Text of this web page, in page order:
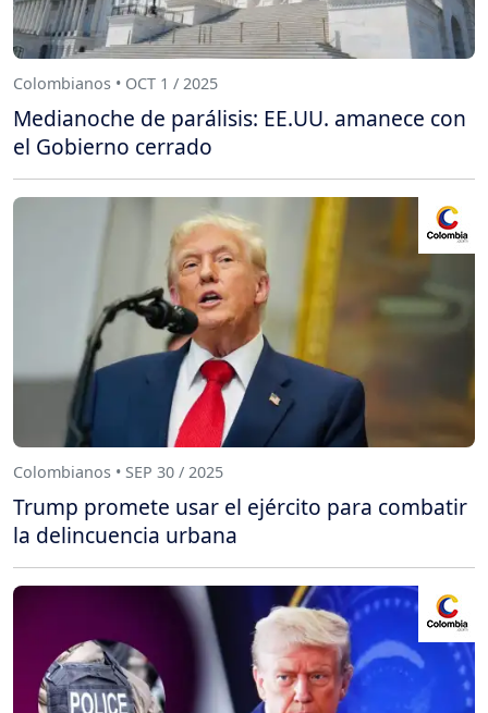
Colombianos • OCT 1 / 2025
Medianoche de parálisis: EE.UU. amanece con
el Gobierno cerrado
Colombianos • SEP 30 / 2025
Trump promete usar el ejército para combatir
la delincuencia urbana